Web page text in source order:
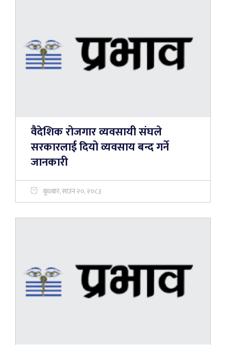
वैदेशिक रोजगार व्यवसायी संघले
सरकारलाई दियो व्यवसाय बन्द गर्ने
जानकारी
बुधबार, साउन २०, २०८३